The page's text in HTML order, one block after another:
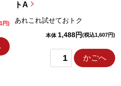
円)
トA
あれこれ試せておトク
本体 1,488円(税込1,607円)
かごへ